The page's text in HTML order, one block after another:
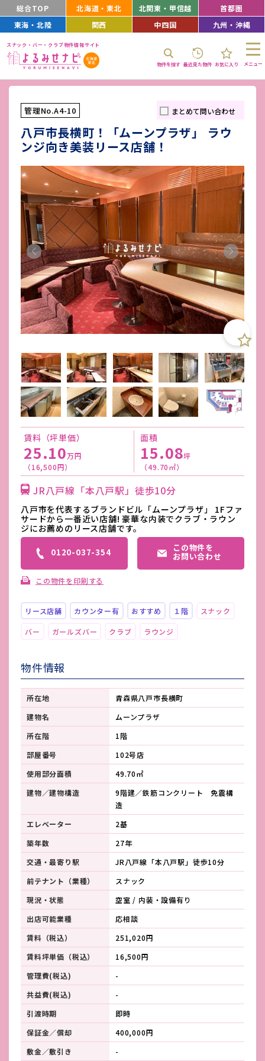
総合TOP 北海道・東北 北関東・甲信越
首都圏
東海・北陸
関西 中四国 九州・沖縄
スナック・バー・クラブ物件情報サイト
物件を探す 最近見た物件 お気に入り メニュー
管理No.A4-10 まとめて問い合わせ
八戸市長横町！「ムーンプラザ」 ラウ
ンジ向き美装リース店舗！
賃料（坪単価）
25.10万円
（16,500円）
面積
15.08坪
（49.70㎡）
JR八戸線「本八戸駅」徒歩10分
八戸市を代表するブランドビル「ムーンプラザ」 1Fファ
サードから一番近い店舗! 豪華な内装でクラブ・ラウン
ジにお薦めのリース店舗です。
0120-037-354 この物件を
お問い合わせ
この物件を印刷する
リース店舗 カウンター有 おすすめ １階 スナック
バー ガールズバー クラブ ラウンジ
物件情報
所在地
青森県八戸市長横町
建物名
ムーンプラザ
所在階
1階
部屋番号
102号店
使用部分面積
49.70㎡
建物／建物構造
9階建／鉄筋コンクリート 免震構
造
エレベーター
2基
築年数
27年
交通・最寄り駅
JR八戸線「本八戸駅」徒歩10分
前テナント（業種）
スナック
現況・状態
空室 / 内装・設備有り
出店可能業種
応相談
賃料（税込）
251,020円
賃料坪単価（税込）
16,500円
管理費(税込)
-
共益費(税込)
-
引渡時期
即時
保証金／償却
400,000円
敷金／敷引き
-